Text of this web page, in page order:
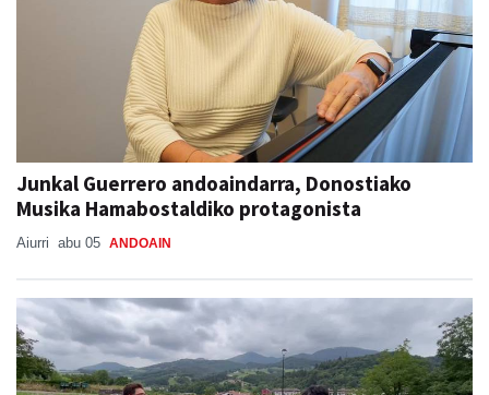
Junkal Guerrero andoaindarra, Donostiako
Musika Hamabostaldiko protagonista
Aiurri abu 05 ANDOAIN